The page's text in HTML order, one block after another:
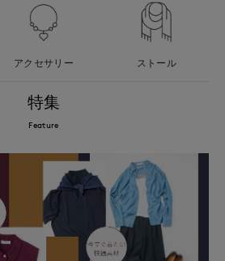
アクセサリー ストール
特集
Feature